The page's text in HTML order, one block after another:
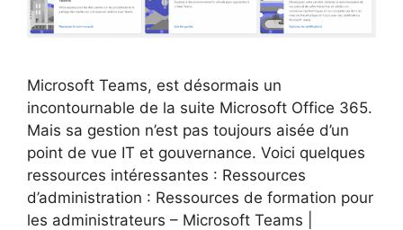
Microsoft Teams, est désormais un
incontournable de la suite Microsoft Office 365.
Mais sa gestion n’est pas toujours aisée d’un
point de vue IT et gouvernance. Voici quelques
ressources intéressantes : Ressources
d’administration : Ressources de formation pour
les administrateurs – Microsoft Teams |